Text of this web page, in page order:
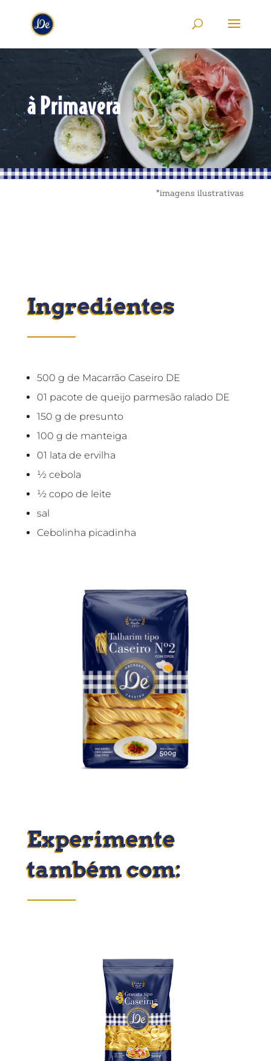
à Primavera
*imagens ilustrativas
Ingredientes
500 g de Macarrão Caseiro DE
01 pacote de queijo parmesão ralado DE
150 g de presunto
100 g de manteiga
01 lata de ervilha
½ cebola
½ copo de leite
sal
Cebolinha picadinha
Experimente
também com: